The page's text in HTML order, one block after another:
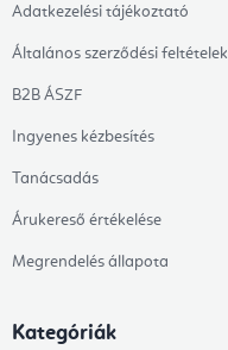
Adatkezelési tájékoztató
Általános szerződési feltételek
B2B ÁSZF
Ingyenes kézbesítés
Tanácsadás
Árukereső értékelése
Megrendelés állapota
Kategóriák